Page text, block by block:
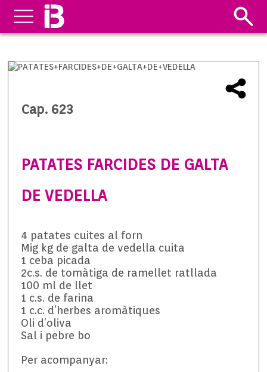
Cap. 623
PATATES FARCIDES DE GALTA
DE VEDELLA
4 patates cuites al forn
Mig kg de galta de vedella cuita
1 ceba picada
2c.s. de tomàtiga de ramellet ratllada
100 ml de llet
1 c.s. de farina
1 c.c. d’herbes aromàtiques
Oli d’oliva
Sal i pebre bo
Per acompanyar: